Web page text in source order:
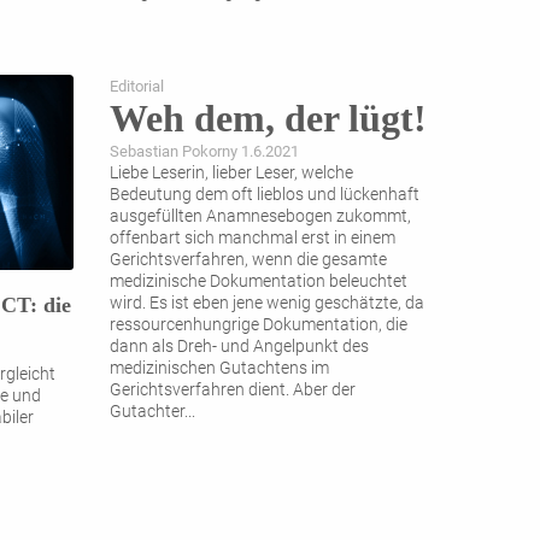
die
und
Editorial
Weh dem, der lügt!
Sebastian Pokorny 1.6.2021
Liebe Leserin, lieber Leser, welche
Bedeutung dem oft lieblos und lückenhaft
ausgefüllten Anamnesebogen zukommt,
offenbart sich manchmal erst in einem
Gerichtsverfahren, wenn die gesamte
medizinische Dokumentation beleuchtet
wird. Es ist eben jene wenig geschätzte, da
ressourcenhungrige Dokumentation, die
dann als Dreh- und Angelpunkt des
medizinischen Gutachtens im
Gerichtsverfahren dient. Aber der
Gutachter...